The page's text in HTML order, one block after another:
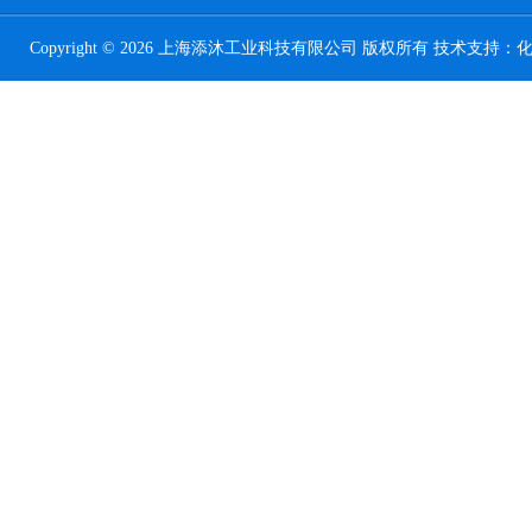
Copyright © 2026 上海添沐工业科技有限公司 版权所有 技术支持：